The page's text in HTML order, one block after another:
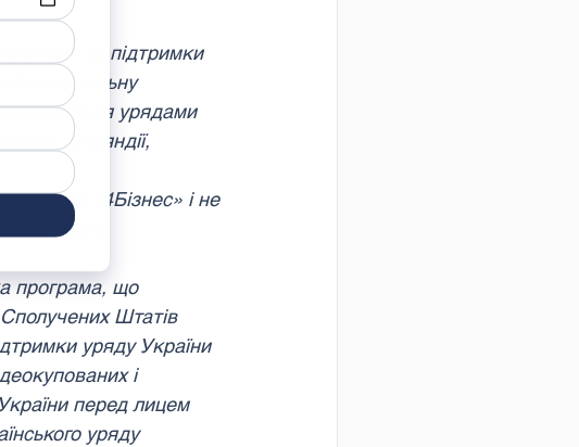
за підтримки
за сильну
урядами
Фінляндії,
«4Бізнес» і не
програма, що
Штатів
уряду України
і
перед лицем
уряду